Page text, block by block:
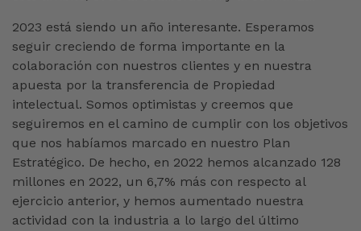
2023 está siendo un año interesante. Esperamos
seguir creciendo de forma importante en la
colaboración con nuestros clientes y en nuestra
apuesta por la transferencia de Propiedad
intelectual. Somos optimistas y creemos que
seguiremos en el camino de cumplir con los objetivos
que nos habíamos marcado en nuestro Plan
Estratégico. De hecho, en 2022 hemos alcanzado 128
millones en 2022, un 6,7% más con respecto al
ejercicio anterior, y hemos aumentado nuestra
actividad con la industria a lo largo del último